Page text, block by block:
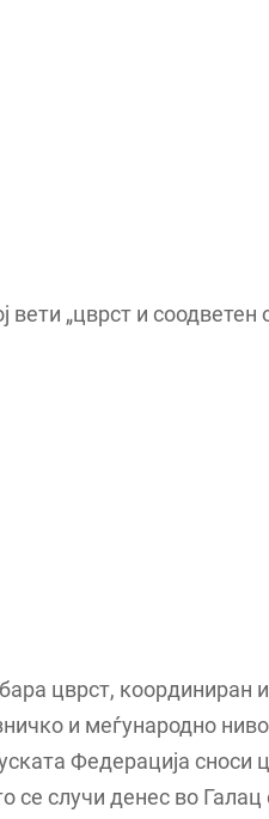
вети „цврст и соодветен
цврст, координиран
и меѓународно
Федерација сноси
се случи денес во